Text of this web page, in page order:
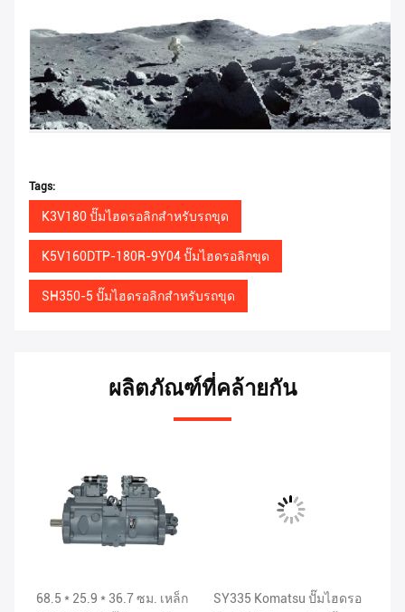
Tags:
K3V180 ปั๊มไฮดรอลิกสำหรับรถขุด
K5V160DTP-180R-9Y04 ปั๊มไฮดรอลิกขุด
SH350-5 ปั๊มไฮดรอลิกสำหรับรถขุด
ผลิตภัณฑ์ที่คล้ายกัน
68.5 * 25.9 * 36.7 ซม. เหล็ก
SY335 Komatsu ปั๊มไฮดรอ